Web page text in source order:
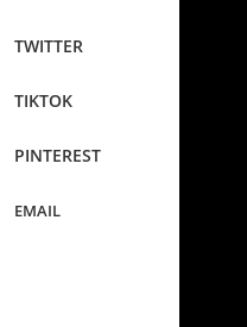
TWITTER
TIKTOK
PINTEREST
EMAIL